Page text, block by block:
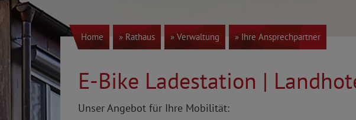
Home » Rathaus » Verwaltung » Ihre Ansprechpartner
E-Bike Ladestation |
Unser Angebot für Ihre Mobilität: